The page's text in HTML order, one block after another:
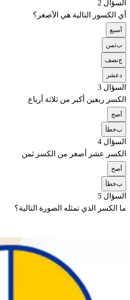
السؤال 2
أي الكسور التالية هي الأصغر؟
سبع
بثمن
جنصف
عشر
السؤال 3
الكسر ربعين أكبر من ثلاثة أرباع
صح
بخطأ
السؤال 4
الكسر عشر أصغر من الكسر ثمن
صح
بخطأ
السؤال 5
ما الكسر الذي تمثله الصورة التالية؟